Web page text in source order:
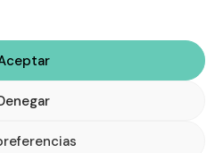
Euskadi S.Coop.